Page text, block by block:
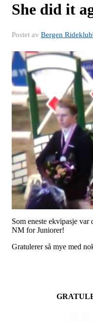
She did it
Postet av Bergen
Som eneste ekvipasje
NM for Juniorer!
Gratulerer så mye med